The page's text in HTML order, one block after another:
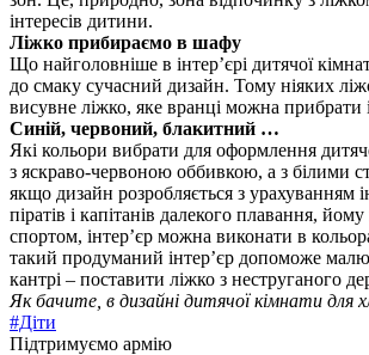
інтересів дитини.
Ліжко прибираємо в шафу
Що найголовніше в інтер’єрі дитячої
до смаку сучасний дизайн. Тому ніяких
висувне ліжко, яке вранці можна прибрати
Синій, червоний, блакитний …
Які кольори вибрати для оформлення
з яскраво-червоною оббивкою, а з білими
якщо дизайн розробляється з урахуванням
піратів і капітанів далекого плавання,
спортом, інтер’єр можна виконати в
такий продуманий інтер’єр допоможе
кантрі – поставити ліжко з неструганого
Як бачите, в дизайні дитячої кімнати для
#Діти
Підтримуємо армію